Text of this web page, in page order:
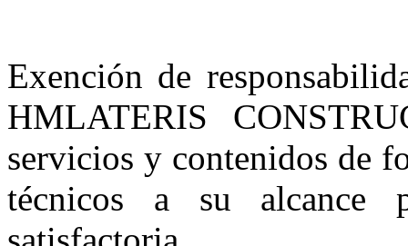
Exención de
HMLATERIS
servicios y contenidos de
técnicos a su alcance